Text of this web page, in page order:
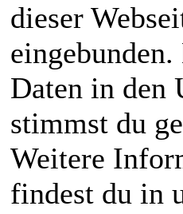
dieser
Daten in den
stimmst du
Weitere
findest du in